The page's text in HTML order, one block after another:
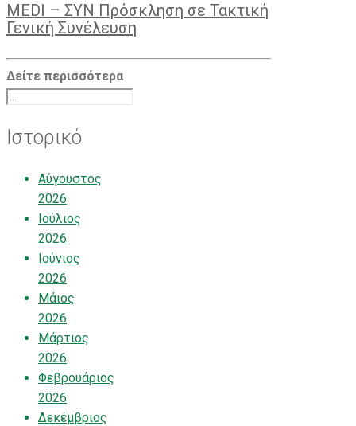
MEDI – ΣΥΝ Πρόσκληση σε Τακτική
Γενική Συνέλευση
Δείτε περισσότερα
Ιστορικό
Αύγουστος
2026
Ιούλιος
2026
Ιούνιος
2026
Μάιος
2026
Μάρτιος
2026
Φεβρουάριος
2026
Δεκέμβριος